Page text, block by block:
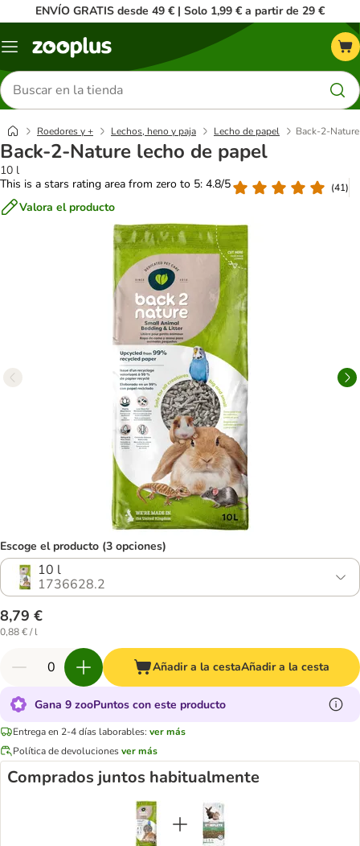
ENVÍO GRATIS desde 49 € | Solo 1,99 € a partir de 29 €
Menú
Buscar
productos
Roedores y + Lechos, heno y paja Lecho de papel Back-2-
Back-2-Nature lecho de papel
10 l
This is a stars rating area from zero to 5: 4.8/5
(41)
Valora el producto
Escoge el producto (3 opciones)
10 l
1736628.2
8,79 €
0,88 € / l
Añadir a la cestaAñadir a la cesta
Gana 9 zooPuntos con este producto
Entrega en 2-4 días laborables: ver más
Política de devolucionesver más
Comprados juntos habitualmente